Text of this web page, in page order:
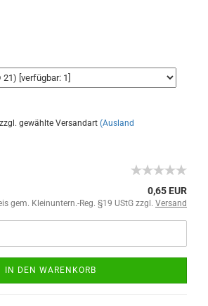
gewählte Versandart (Ausland
0,65 EUR
gem. Kleinuntern.-Reg. §19 UStG zzgl. Versand
IN DEN WARENKORB